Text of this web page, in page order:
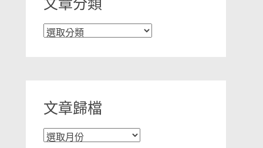
文章分類
文
文章歸檔
文